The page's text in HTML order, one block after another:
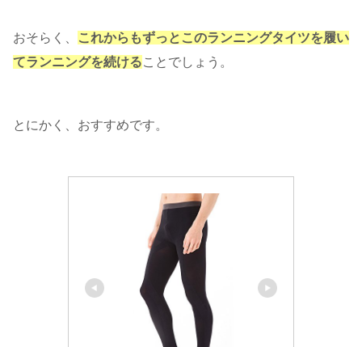
おそらく、
これからもずっとこのランニングタイツを履い
てランニングを続けることでしょう。
とにかく、おすすめです。